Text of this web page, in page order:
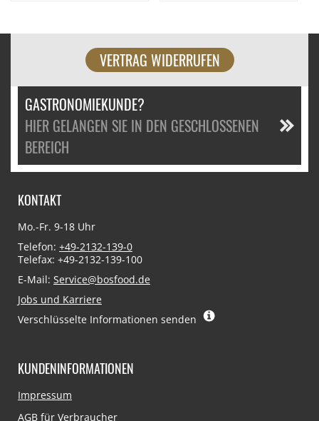
VERTRAG WIDERRUFEN
GASTRONOMIEKUNDE?
HIER GELANGEN SIE IN DEN GESCHLOSSENEN
BEREICH
KONTAKT
Mo.-Fr. 9-18 Uhr
Telefon: +49-2132-139-0
Telefax: +49-2132-139-100
E-Mail: Service@bosfood.de
Jobs und Karriere
Verschlüsselte Informationen senden
KUNDENINFORMATIONEN
Navigation
Impressum
AGB für Verbraucher